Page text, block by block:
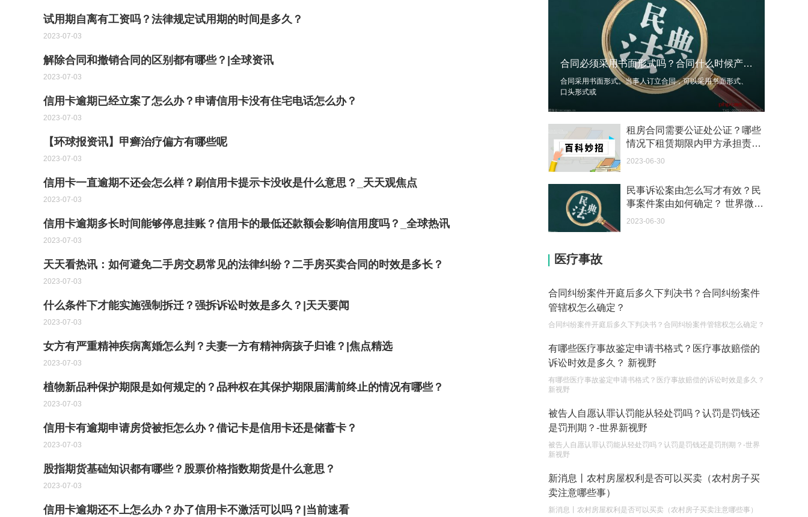
试用期自离有工资吗？法律规定试用期的时间是多久？
2023-07-03
解除合同和撤销合同的区别都有哪些？|全球资讯
2023-07-03
信用卡逾期已经立案了怎么办？申请信用卡没有住宅电话怎么办？
2023-07-03
【环球报资讯】甲癣治疗偏方有哪些呢
2023-07-03
信用卡一直逾期不还会怎么样？刷信用卡提示卡没收是什么意思？_天天观焦点
2023-07-03
信用卡逾期多长时间能够停息挂账？信用卡的最低还款额会影响信用度吗？_全球热讯
2023-07-03
天天看热讯：如何避免二手房交易常见的法律纠纷？二手房买卖合同的时效是多长？
2023-07-03
什么条件下才能实施强制拆迁？强拆诉讼时效是多久？|天天要闻
2023-07-03
女方有严重精神疾病离婚怎么判？夫妻一方有精神病孩子归谁？|焦点精选
2023-07-03
植物新品种保护期限是如何规定的？品种权在其保护期限届满前终止的情况有哪些？
2023-07-03
信用卡有逾期申请房贷被拒怎么办？借记卡是信用卡还是储蓄卡？
2023-07-03
股指期货基础知识都有哪些？股票价格指数期货是什么意思？
2023-07-03
信用卡逾期还不上怎么办？办了信用卡不激活可以吗？|当前速看
我可以在苏州申请护照吗？我所在的地方是云南
你好 我想问一下外国人来这里工作没有护照该怎么
办？
如何续签居住证 我的1月7日到期
2023-05-04
中介说商务签转工作签证合法吗 应该向哪个国家机
2023-05-04
你好 我需要申请去美国结婚的签证 过程是什么？
代理权的产生原因是什么？当我国没有外贸经营权
权利和责任是什么？
2023-05-04
单纯的遗产赠要缴税吗？
遗产继承必须要公证吗？
继承遗产的份额怎么分配？
2023-05-05
合同必须采用书面形式吗？合同什么时候产生效力？合同约定解除的条件有哪些？-环球视讯
合同采用书面形式。当事人订立合同，可以采用书面形式、
口头形式或
租房合同需要公证处公证？哪些
情况下租赁期限内甲方承担责
任？ 聚焦
2023-06-30
民事诉讼案由怎么写才有效？民
事案件案由如何确定？ 世界微资
讯
2023-06-30
医疗事故
合同纠纷案件开庭后多久下判决书？合同纠纷案件
管辖权怎么确定？
合同纠纷案件开庭后多久下判决书？合同纠纷案件管辖权怎么确定？
有哪些医疗事故鉴定申请书格式？医疗事故赔偿的
诉讼时效是多久？ 新视野
有哪些医疗事故鉴定申请书格式？医疗事故赔偿的诉讼时效是多久？
新视野
被告人自愿认罪认罚能从轻处罚吗？认罚是罚钱还
是罚刑期？-世界新视野
被告人自愿认罪认罚能从轻处罚吗？认罚是罚钱还是罚刑期？-世界
新视野
新消息丨农村房屋权利是否可以买卖（农村房子买
卖注意哪些事）
新消息丨农村房屋权利是否可以买卖（农村房子买卖注意哪些事）